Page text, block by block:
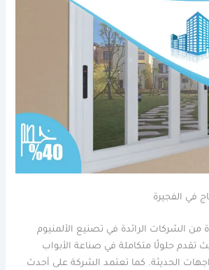
في الفجيرة
من الشركات الرائدة في تصنيع الألمنيوم
تقدم حلولًا متكاملة في صناعة الأبواب
الحديثة. كما تعتمد الشركة على أحدث